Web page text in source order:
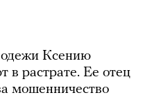
Ксению
в растрате. Ее отец
мошенничество